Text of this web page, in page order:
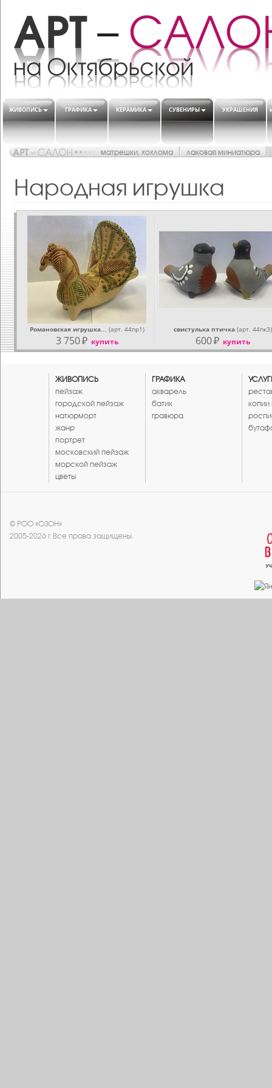
ЖИВОПИСЬ ГРАФИКА КЕРАМИКА СУВЕНИРЫ УКРАШЕНИЯ
матрешки, хохлома лаковая миниатюра
Народная игрушка
Романовская игрушка… (арт. 44пр1)
3 750₽ купить
свистулька птичка (арт. 44пк3)
600₽ купить
ЖИВОПИСЬ
пейзаж
городской пейзаж
натюрморт
жанр
портрет
московский пейзаж
морской пейзаж
цветы
ГРАФИКА
акварель
батик
гравюра
копии
© РОО «ОЗОН»
2005-2026 г. Все права защищены.